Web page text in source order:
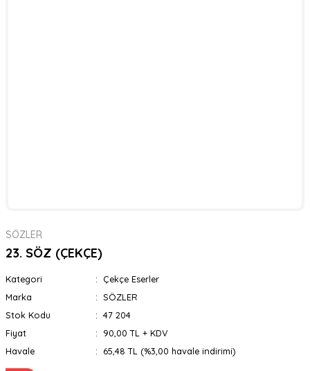
SÖZLER
23. SÖZ (ÇEKÇE)
Kategori
Çekçe Eserler
Marka
SÖZLER
Stok Kodu
47 204
Fiyat
90,00 TL + KDV
Havale
65,48 TL (%3,00 havale indirimi)